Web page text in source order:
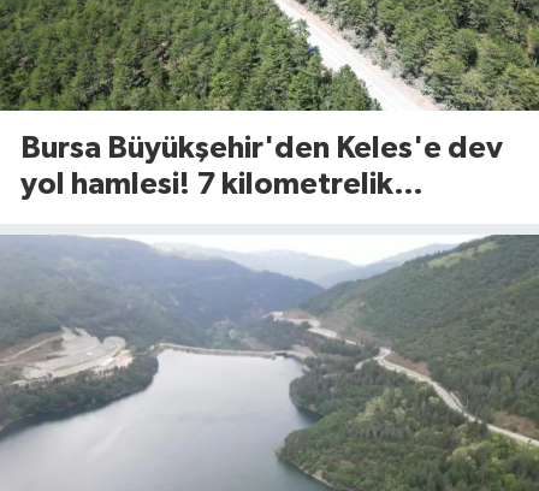
Bursa Büyükşehir'den Keles'e dev
yol hamlesi! 7 kilometrelik